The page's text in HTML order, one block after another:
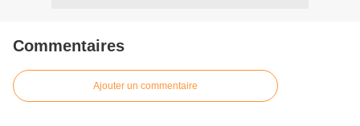
Commentaires
Ajouter un commentaire